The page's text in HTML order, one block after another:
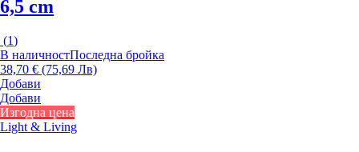
6,5 cm
(1)
В наличностПоследна бройка
38,70 € (75,69 Лв)
Добави
Добави
Изгодна цена
Light & Living